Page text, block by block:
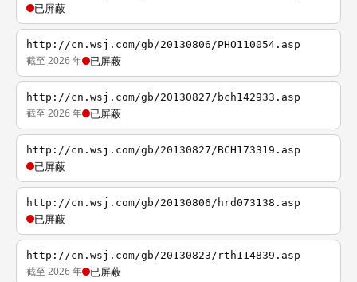
已屏蔽
http://cn.wsj.com/gb/20130806/PHO110054.asp
截至 2026 年 已屏蔽
http://cn.wsj.com/gb/20130827/bch142933.asp
截至 2026 年 已屏蔽
http://cn.wsj.com/gb/20130827/BCH173319.asp
已屏蔽
http://cn.wsj.com/gb/20130806/hrd073138.asp
已屏蔽
http://cn.wsj.com/gb/20130823/rth114839.asp
截至 2026 年 已屏蔽